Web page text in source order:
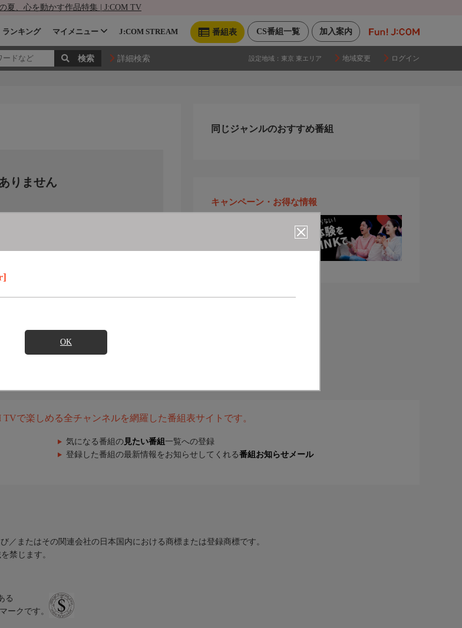
夏、心を動かす作品特集 | J:COM TV
加入案内
CS番組一覧
番組表
ランキング マイメニュー J:COM STREAM
詳細検索 設定地域： 東京 東エリア 地域変更 ログイン
OK
りません
同じジャンルのおすすめ番組
キャンペーン・お得な情報
で楽しめる全チャンネルを網羅した番組表サイトです。
気になる番組の 見たい番組 一覧への登録
登録した番組の最新情報をお知らせしてくれる番組お知らせメール
／またはその関連会社の日本国内における商標または登録商標です。
禁じます。
る
ークです。